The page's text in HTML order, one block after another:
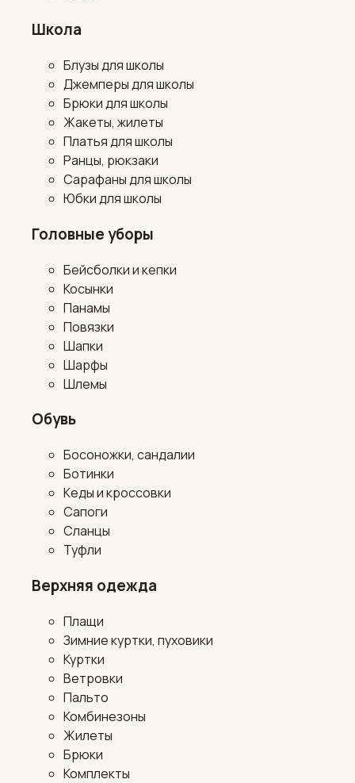
Школа
Блузы для школы
Джемперы для школы
Брюки для школы
Жакеты, жилеты
Платья для школы
Ранцы, рюкзаки
Сарафаны для школы
Юбки для школы
Головные уборы
Бейсболки и кепки
Косынки
Панамы
Повязки
Шапки
Шарфы
Шлемы
Обувь
Босоножки, сандалии
Ботинки
Кеды и кроссовки
Сапоги
Сланцы
Туфли
Верхняя одежда
Плащи
Зимние куртки, пуховики
Куртки
Ветровки
Пальто
Комбинезоны
Жилеты
Брюки
Комплекты